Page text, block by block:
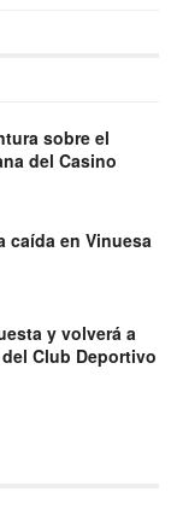
sobre el
del Casino
caída en Vinuesa
y volverá a
Club Deportivo